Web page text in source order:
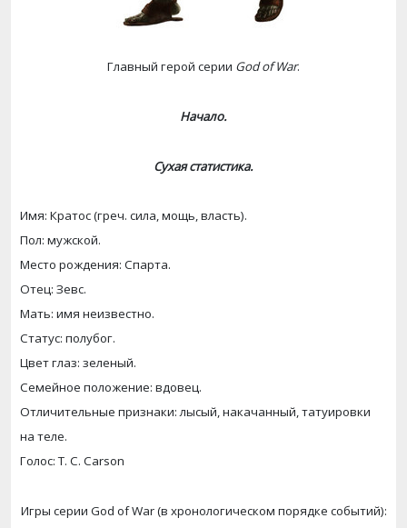
Главный герой серии God ofWar.
Начало.
Сухая статистика.
Имя: Кратос (греч. сила, мощь, власть).
Пол: мужской.
Место рождения: Спарта.
Отец: Зевс.
Мать: имя неизвестно.
Статус: полубог.
Цвет глаз: зеленый.
Семейное положение: вдовец.
Отличительные признаки: лысый, накачанный, татуировки
на теле.
Голос:T. C. Carson
Игры серии God of War (в хронологическом порядке событий):